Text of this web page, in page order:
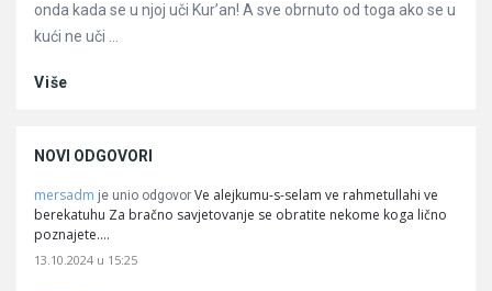
onda kada se u njoj uči Kur’an! A sve obrnuto od toga ako se u
kući ne uči ...
Više
NOVI ODGOVORI
mersadm je unio odgovor Ve alejkumu-s-selam ve rahmetullahi ve
berekatuhu Za bračno savjetovanje se obratite nekome koga lično
poznajete.…
13.10.2024 u 15:25